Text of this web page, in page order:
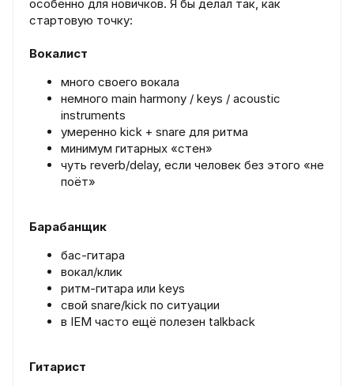
особенно для новичков. Я бы делал так, как
стартовую точку:
Вокалист
много своего вокала
немного main harmony / keys / acoustic
instruments
умеренно kick + snare для ритма
минимум гитарных «стен»
чуть reverb/delay, если человек без этого «не
поёт»
Барабанщик
бас-гитара
вокал/клик
ритм-гитара или keys
свой snare/kick по ситуации
в IEM часто ещё полезен talkback
Гитарист